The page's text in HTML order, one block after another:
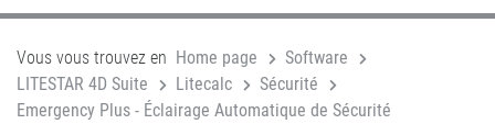
Vous vous trouvez en Home page
Software
LITESTAR 4D Suite
Litecalc
Sécurité
Emergency Plus - Éclairage Automatique de Sécurité